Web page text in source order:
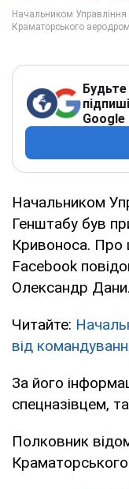
Google
Начальником
Генштабу був
Кривоноса. Про
Facebook
Олександр
Читайте:
від
За його
спецназівцем,
Полковник